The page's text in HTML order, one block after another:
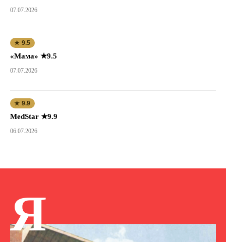
07.07.2026
★ 9.5
«Мама» ★9.5
07.07.2026
★ 9.9
MedStar ★9.9
06.07.2026
Я